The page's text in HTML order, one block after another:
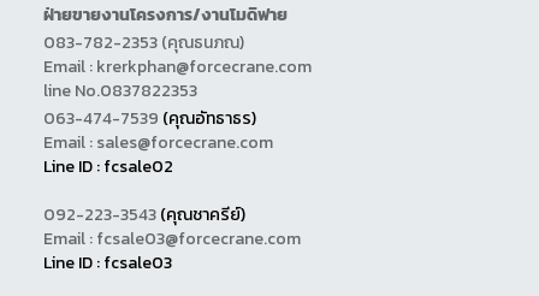
ฝ่ายขายงานโครงการ/งานโมดิฟาย
083-782-2353(คุณธนภณ)
Email :krerkphan@forcecrane.com
line No.0837822353
063-474-7539 (คุณอัทธาธร)
Email : sales@forcecrane.com
Line ID : fcsale02
092-223-3543(คุณชาครีย์)
Email : fcsale03@forcecrane.com
Line ID : fcsale03